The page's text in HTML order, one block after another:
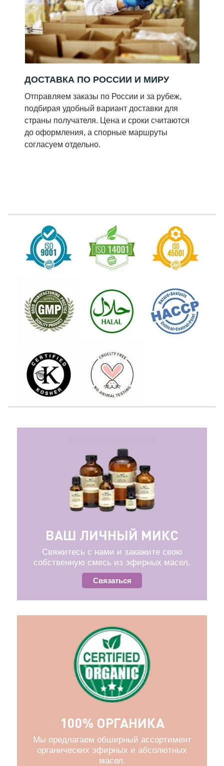
ДОСТАВКА ПО РОССИИ И МИРУ
Отправляем заказы по России и за рубеж,
подбирая удобный вариант доставки для
страны получателя. Цена и сроки считаются
до оформления, а спорные маршруты
согласуем отдельно.
ВАШ ЛИЧНЫЙ МИКС
Свяжитесь с нами и закажите свою
собственную смесь из эфирных масел.
Связаться
100% ОРГАНИКА
Мы предлагаем обширный ассортимент
органических эфирных и абсолютных
масел.